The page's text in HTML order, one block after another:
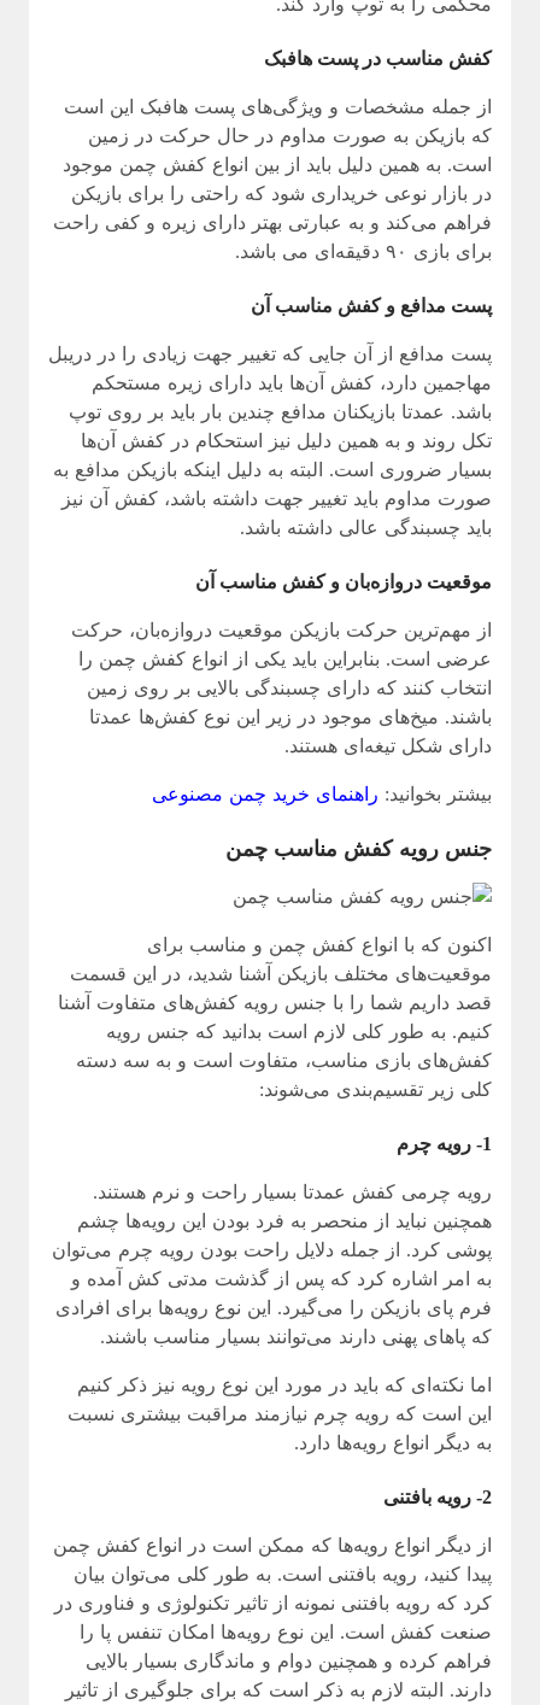
کفش مناسب در پست هافبک
از جمله مشخصات و ویژگی‌های پست هافبک این است
که بازیکن به صورت مداوم در حال حرکت در زمین
است. به همین دلیل باید از بین انواع کفش چمن موجود
در بازار نوعی خریداری شود که راحتی را برای بازیکن
فراهم می‌کند و به عبارتی بهتر دارای زیره و کفی راحت
برای بازی ۹۰ دقیقه‌ای می باشد.
پست مدافع و کفش مناسب آن
پست مدافع از آن‌ جایی که تغییر جهت زیادی را در دریبل
مهاجمین دارد، کفش آن‌ها باید دارای زیره مستحکم
باشد. عمدتا بازیکنان مدافع چندین بار باید بر روی توپ
تکل روند و به همین دلیل نیز استحکام در کفش آن‌ها
بسیار ضروری است. البته به دلیل اینکه بازیکن مدافع به
صورت مداوم باید تغییر جهت داشته باشد، کفش آن نیز
باید چسبندگی عالی داشته باشد.
موقعیت دروازه‌بان و کفش مناسب آن
از مهم‌ترین حرکت بازیکن موقعیت دروازه‌بان، حرکت
عرضی است. بنابراین باید یکی از انواع کفش چمن را
انتخاب کنند که دارای چسبندگی بالایی بر روی زمین
باشند. میخ‌های موجود در زیر این نوع کفش‌ها عمدتا
دارای شکل تیغه‌ای هستند.
بیشتر بخوانید: راهنمای خرید چمن مصنوعی
جنس رویه کفش مناسب چمن
اکنون که با انواع کفش چمن و مناسب برای
موقعیت‌های مختلف بازیکن آشنا شدید، در این قسمت
قصد داریم شما را با جنس رویه کفش‌های متفاوت آشنا
کنیم. به طور کلی لازم است بدانید که جنس رویه
کفش‌های بازی مناسب، متفاوت است و به سه دسته
کلی زیر تقسیم‌بندی می‌شوند:
1- رویه چرم
رویه چرمی کفش عمدتا بسیار راحت و نرم هستند.
همچنین نباید از منحصر به فرد بودن این رویه‌ها چشم
پوشی کرد‌. از جمله دلایل راحت بودن رویه چرم می‌توان
به امر اشاره کرد که پس از گذشت مدتی کش آمده و
فرم پای بازیکن را می‌گیرد. این نوع رویه‌ها برای افرادی
که پاهای پهنی دارند می‌توانند بسیار مناسب باشند.
اما نکته‌ای که باید در مورد این نوع رویه نیز ذکر کنیم
این است که رویه چرم نیازمند مراقبت بیشتری نسبت
به دیگر انواع رویه‌ها دارد.
2- رویه بافتنی
از دیگر انواع رویه‌ها که ممکن است در انواع کفش چمن
پیدا کنید، رویه بافتنی است. به طور کلی می‌توان بیان
کرد که رویه بافتنی نمونه از تاثیر تکنولوژی و فناوری در
صنعت کفش است. این نوع رویه‌ها امکان تنفس پا را
فراهم کرده و همچنین دوام و ماندگاری بسیار بالایی
دارند. البته لازم به ذکر است که برای جلوگیری از تاثیر